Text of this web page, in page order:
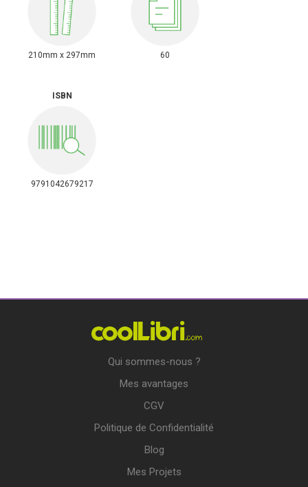
210mm x 297mm 60
ISBN
9791042679217
Qui sommes-nous ?
Mes avantages
CGV
Politique de Confidentialité
Blog
Mes Projets